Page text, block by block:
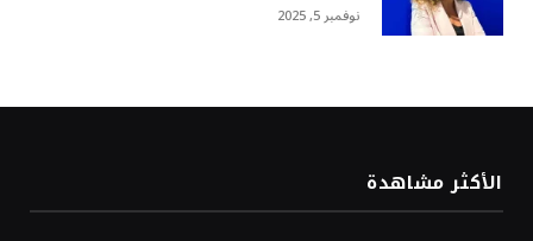
نوفمبر 5, 2025
الأكثر مشاهدة